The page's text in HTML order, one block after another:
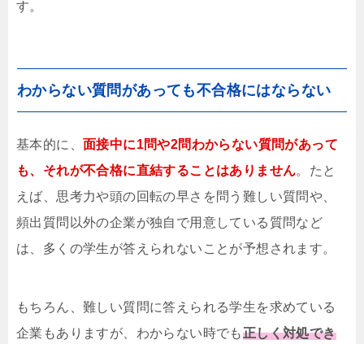
す。
わからない質問があっても不合格にはならない
基本的に、 面接中に1問や2問わからない質問があって
も、それが不合格に直結することはありません。たと
えば、思考力や頭の回転の早さを問う難しい質問や、
頻出質問以外の企業が独自で用意している質問など
は、多くの学生が答えられないことが予想されます。
もちろん、難しい質問に答えられる学生を求めている
企業もありますが、わからない時でも正しく対処でき